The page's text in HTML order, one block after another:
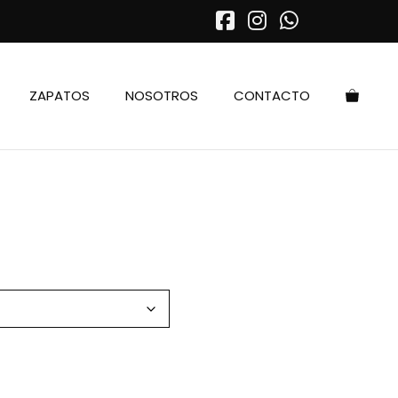
ZAPATOS NOSOTROS CONTACTO